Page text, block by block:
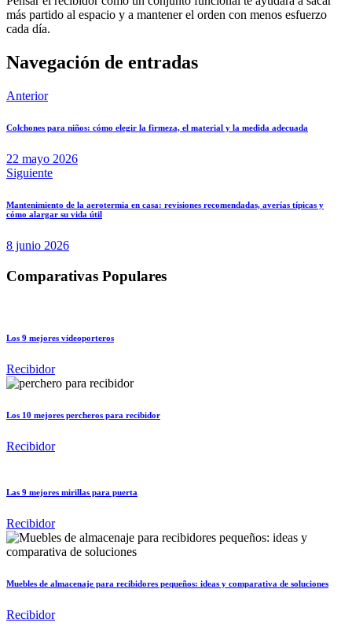
más partido al espacio y a mantener el orden con menos esfuerzo
cada día.
Navegación de entradas
Anterior
Colchones para niños: cómo elegir la firmeza, el material y la medida adecuada
22 mayo 2026
Siguiente
Mantenimiento de la aerotermia en casa: revisiones recomendadas, averías típicas y
cómo alargar su vida útil
8 junio 2026
Comparativas Populares
Los 9 mejores videoporteros
Recibidor
Los 10 mejores percheros para recibidor
Recibidor
Las 9 mejores mirillas para puerta
Recibidor
Muebles de almacenaje para recibidores pequeños: ideas y comparativa de soluciones
Recibidor